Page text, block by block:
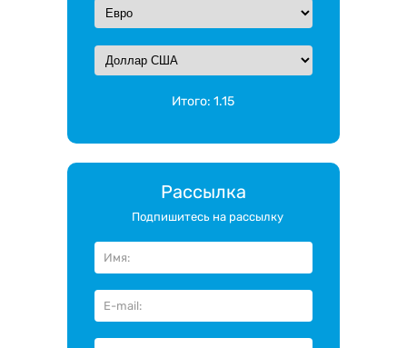
Итого:1.15
Рассылка
Подпишитесь на рассылку